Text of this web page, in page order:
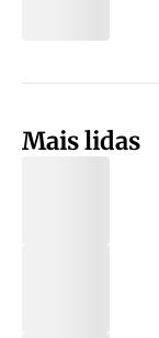
Mais lidas